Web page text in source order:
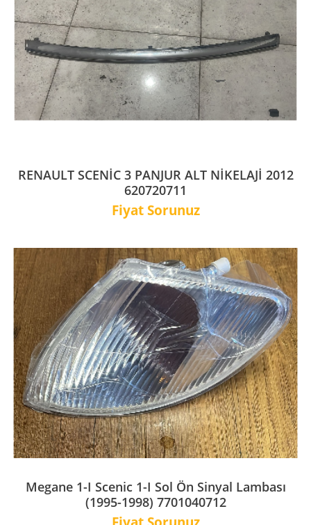
RENAULT SCENİC 3 PANJUR ALT NİKELAJİ 2012
620720711
Fiyat Sorunuz
Megane 1-I Scenic 1-I Sol Ön Sinyal Lambası
(1995-1998) 7701040712